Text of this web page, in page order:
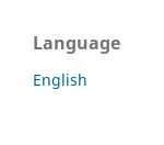
Language
English